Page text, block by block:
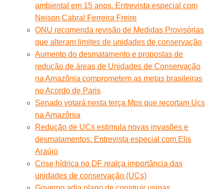
ambiental em 15 anos. Entrevista especial com
Neison Cabral Ferreira Freire
ONU recomenda revisão de Medidas Provisórias
que alteram limites de unidades de conservação
Aumento do desmatamento e propostas de
redução de áreas de Unidades de Conservação
na Amazônia comprometem as metas brasileiras
no Acordo de Paris
Senado votará nesta terça Mps que recortam Ucs
na Amazônia
Redução de UCs estimula novas invasões e
desmatamentos. Entrevista especial com Elis
Araújo
Crise hídrica no DF realça importância das
unidades de conservação (UCs)